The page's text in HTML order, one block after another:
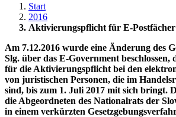
Start
2016
Aktivierungspflicht für E-
Am 7.12.2016 wurde eine Änderung des
Slg. über das E-Government beschlossen,
für die Aktivierungspflicht bei den
von juristischen Personen, die im
sind, bis zum 1. Juli 2017 mit sich bringt.
die Abgeordneten des Nationalrats der
in einem verkürzten